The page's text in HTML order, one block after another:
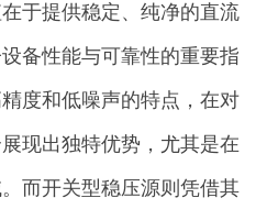
于提供稳定、纯净的直流
备性能与可靠性的重要指
度和低噪声的特点，在对
现出独特优势，尤其是在
而开关型稳压源则凭借其